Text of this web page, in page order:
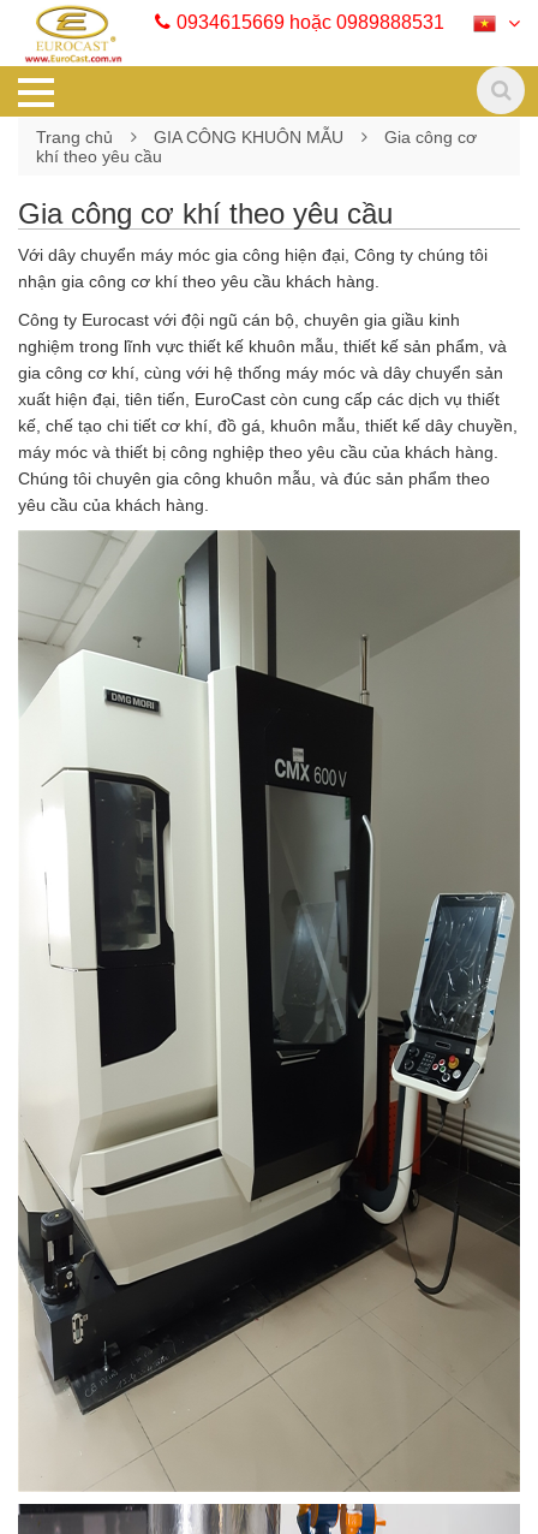
0934615669 hoặc 0989888531
Trang chủ GIA CÔNG KHUÔN MẪU
Gia công cơ
khí theo yêu cầu
Gia công cơ khí theo yêu cầu
Với dây chuyển máy móc gia công hiện đại, Công ty chúng tôi
nhận gia công cơ khí theo yêu cầu khách hàng.
Công ty Eurocast với đội ngũ cán bộ, chuyên gia giầu kinh
nghiệm trong lĩnh vực thiết kế khuôn mẫu, thiết kế sản phẩm, và
gia công cơ khí, cùng với hệ thống máy móc và dây chuyển sản
xuất hiện đại, tiên tiến, EuroCast còn cung cấp các dịch vụ thiết
kế, chế tạo chi tiết cơ khí, đồ gá, khuôn mẫu, thiết kế dây chuyền,
máy móc và thiết bị công nghiệp theo yêu cầu của khách hàng.
Chúng tôi chuyên gia công khuôn mẫu, và đúc sản phẩm theo
yêu cầu của khách hàng.